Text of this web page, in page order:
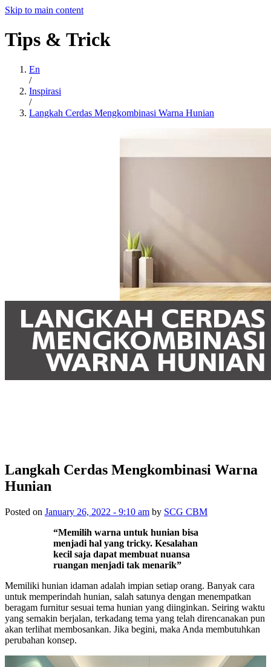
Skip to main content
Tips & Trick
En
/
Inspirasi
/
Langkah Cerdas Mengkombinasi Warna Hunian
Langkah Cerdas Mengkombinasi Warna
Hunian
Posted on January 26, 2022 - 9:10 am by SCG CBM
“Memilih warna untuk hunian bisa
menjadi hal yang tricky. Kesalahan
kecil saja dapat membuat nuansa
ruangan menjadi tak menarik”
Memiliki hunian idaman adalah impian setiap orang. Banyak cara
untuk memperindah hunian, salah satunya dengan menempatkan
beragam furnitur sesuai tema hunian yang diinginkan. Seiring waktu
yang semakin berjalan, terkadang tema yang telah direncanakan pun
akan terlihat membosankan. Jika begini, maka Anda membutuhkan
perubahan konsep.